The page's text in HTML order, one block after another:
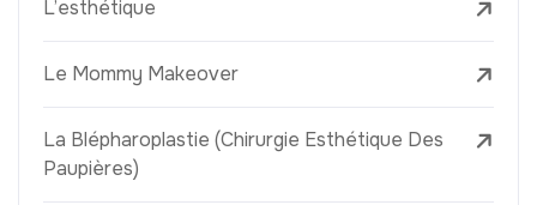
L’esthétique
Le Mommy Makeover
La Blépharoplastie (Chirurgie Esthétique Des
Paupières)